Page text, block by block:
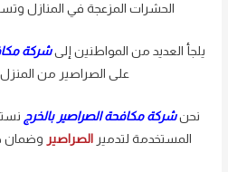
الحشرات المزعجة في المنازل
يلجأ العديد من المواطنين إلىشركة
على الصراصير من المنزل
نحنشركة مكافحة الصراصير بالخرج
المستخدمة لتدمير الصراصير وضمان